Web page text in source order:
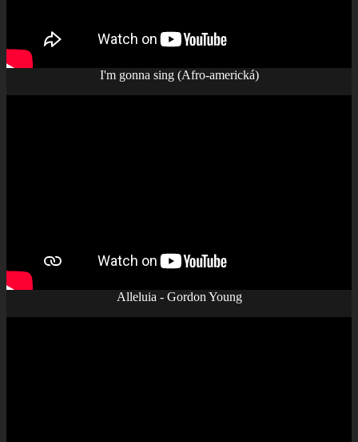
I'm gonna sing (Afro-americká)
Alleluia - Gordon Young